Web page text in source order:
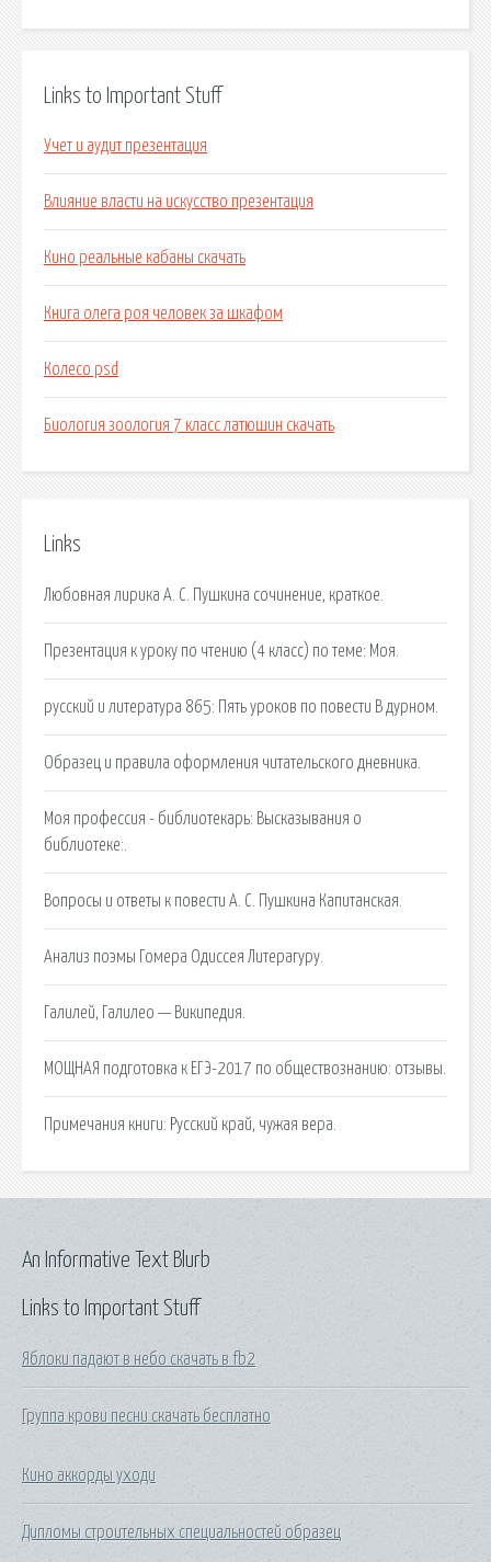
Links to Important Stuff
Учет и аудит презентация
Влияние власти на искусство презентация
Кино реальные кабаны скачать
Книга олега роя человек за шкафом
Колесо psd
Биология зоология 7 класс латюшин скачать
Links
Любовная лирика А. С. Пушкина сочинение, краткое.
Презентация к уроку по чтению (4 класс) по теме: Моя.
русский и литература 865: Пять уроков по повести В дурном.
Образец и правила оформления читательского дневника.
Моя профессия - библиотекарь: Высказывания о
библиотеке:.
Вопросы и ответы к повести А. С. Пушкина Капитанская.
Анализ поэмы Гомера Одиссея Литерагуру.
Галилей, Галилео — Википедия.
МОЩНАЯ подготовка к ЕГЭ-2017 по обществознанию: отзывы.
Примечания книги: Русский край, чужая вера.
Links to Important Stuff
Яблоки падают в небо скачать в fb2
Группа крови песни скачать бесплатно
Кино аккорды уходи
Дипломы строительных специальностей образец
An Informative Text Blurb